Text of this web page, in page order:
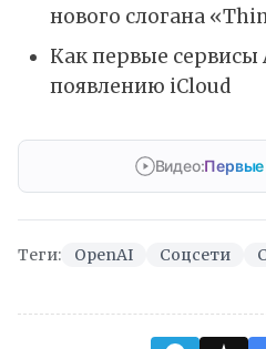
нового слогана
Как первые сервисы
появлению iCloud
Видео:Первые
Теги: OpenAI Соцсети